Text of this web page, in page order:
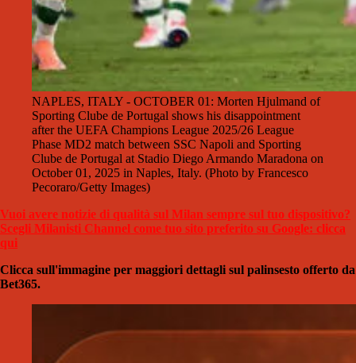
NAPLES, ITALY - OCTOBER 01: Morten Hjulmand of
Sporting Clube de Portugal shows his disappointment
after the UEFA Champions League 2025/26 League
Phase MD2 match between SSC Napoli and Sporting
Clube de Portugal at Stadio Diego Armando Maradona on
October 01, 2025 in Naples, Italy. (Photo by Francesco
Pecoraro/Getty Images)
Vuoi avere notizie di qualità sul Milan sempre sul tuo dispositivo?
Scegli Milanisti Channel come tuo sito preferito su Google: clicca
qui
Clicca sull'immagine per maggiori dettagli sul palinsesto offerto da
Bet365.